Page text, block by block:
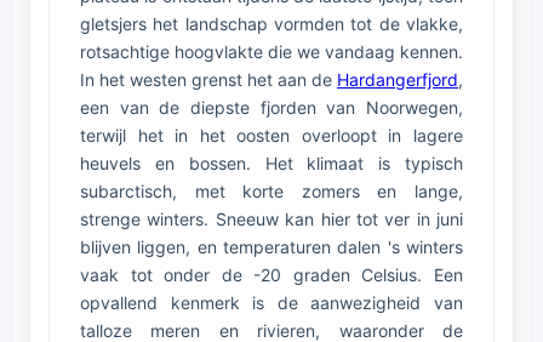
gletsjers het landschap vormden tot de vlakke,
rotsachtige hoogvlakte die we vandaag kennen.
In het westen grenst het aan de Hardangerfjord,
een van de diepste fjorden van Noorwegen,
terwijl het in het oosten overloopt in lagere
heuvels en bossen. Het klimaat is typisch
subarctisch, met korte zomers en lange,
strenge winters. Sneeuw kan hier tot ver in juni
blijven liggen, en temperaturen dalen 's winters
vaak tot onder de -20 graden Celsius. Een
opvallend kenmerk is de aanwezigheid van
talloze meren en rivieren, waaronder de